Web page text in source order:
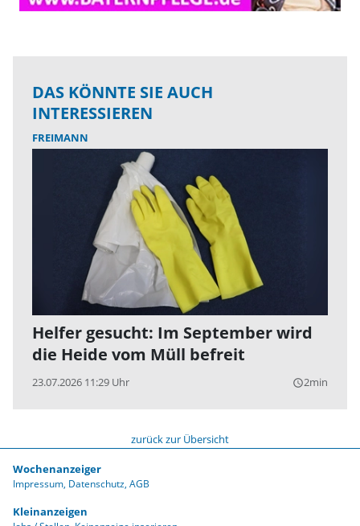
DAS KÖNNTE SIE AUCH
INTERESSIEREN
FREIMANN
Helfer gesucht: Im September wird
die Heide vom Müll befreit
23.07.2026 11:29 Uhr query_builder2min
zurück zur Übersicht
Wochenanzeiger
Impressum Datenschutz AGB
Kleinanzeigen